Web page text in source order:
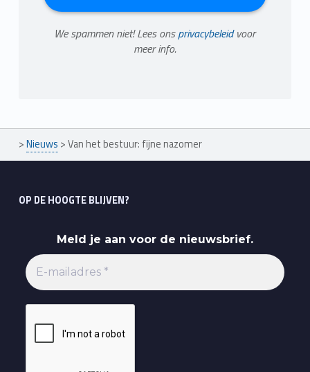
We spammen niet! Lees onsprivacybeleidvoor
meer info.
>Nieuws >Van het bestuur: fijne nazomer
OP DE HOOGTE BLIJVEN?
Meld je aan voor de nieuwsbrief.